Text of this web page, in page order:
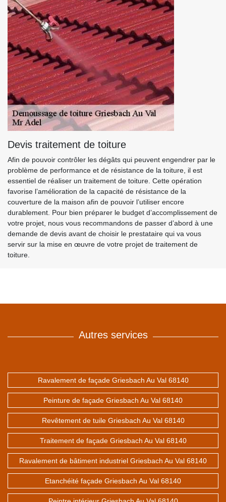
Devis traitement de toiture
Afin de pouvoir contrôler les dégâts qui peuvent engendrer par le
problème de performance et de résistance de la toiture, il est
essentiel de réaliser un traitement de toiture. Cette opération
favorise l’amélioration de la capacité de résistance de la
couverture de la maison afin de pouvoir l’utiliser encore
durablement. Pour bien préparer le budget d’accomplissement de
votre projet, nous vous recommandons de passer d’abord à une
demande de devis avant de choisir le prestataire qui va vous
servir sur la mise en œuvre de votre projet de traitement de
toiture.
Autres services
Ravalement de façade Griesbach Au Val 68140
Peinture de façade Griesbach Au Val 68140
Revêtement de tuile Griesbach Au Val 68140
Traitement de façade Griesbach Au Val 68140
Ravalement de bâtiment industriel Griesbach Au Val 68140
Etanchéité façade Griesbach Au Val 68140